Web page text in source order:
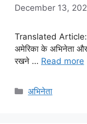
December 13,
Translated Article:
अमेरिका के अभिनेता
रखने … Read more
Categories
अभिनेता